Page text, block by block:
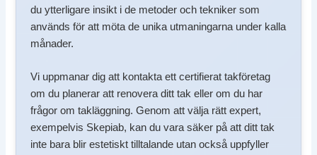
du ytterligare insikt i de metoder och tekniker som
används för att möta de unika utmaningarna under kalla
månader.
Vi uppmanar dig att kontakta ett certifierat takföretag
om du planerar att renovera ditt tak eller om du har
frågor om takläggning. Genom att välja rätt expert,
exempelvis Skepiab, kan du vara säker på att ditt tak
inte bara blir estetiskt tilltalande utan också uppfyller